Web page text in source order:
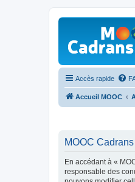
Accès rapide
Accueil MOOC
MOOC
En accédant à «
responsable des